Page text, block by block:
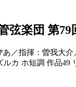
弦楽団 第79
あ／指揮：曽我大
カ ホ短調 作品49